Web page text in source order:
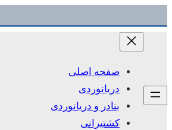
به
صفحه اصلی
دریانوردی
بنادر و دریانوردی
کشتیرانی